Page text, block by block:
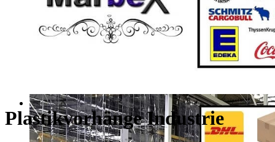
Plastikvorhänge Industrie